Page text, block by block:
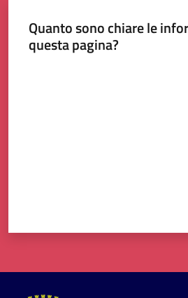
Contatti
Quanto sono chiare le
questa pagina?